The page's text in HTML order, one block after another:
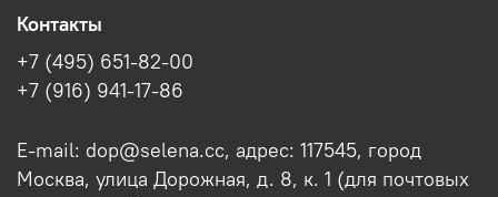
Контакты
+7 (495) 651-82-00
+7 (916) 941-17-86
E-mail: dop@selena.cc, адрес: 117545, город
Москва, улица Дорожная, д. 8, к. 1 (для почтовых